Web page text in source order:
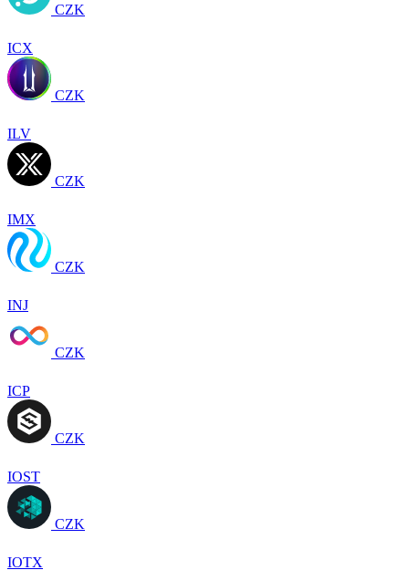
CZK
ICX
CZK
ILV
CZK
IMX
CZK
INJ
CZK
ICP
CZK
IOST
CZK
IOTX